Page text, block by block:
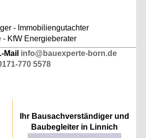
- Immobiliengutachter
- KfW Energieberater
Mail info@bauexperte-born.de
770 5578
Ihr Bausachverständiger und
Baubegleiter in Linnich